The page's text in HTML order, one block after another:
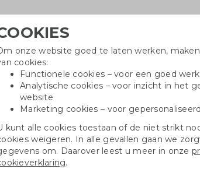
onze website goed te laten werken,
cookies:
Functionele cookies – voor een goed
Analytische cookies – voor inzicht in het
website
Marketing cookies – voor
kunt alle cookies toestaan of de niet strikt
weigeren. In alle gevallen gaan we
om. Daarover leest u meer in onze
.